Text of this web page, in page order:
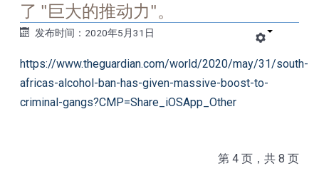
了 "巨大的推动力"。
发布时间：2020年5月31日
https://www.theguardian.com/world/2020/may/31/south-
africas-alcohol-ban-has-given-massive-boost-to-
criminal-gangs?CMP=Share_iOSApp_Other
第 4 页，共 8 页